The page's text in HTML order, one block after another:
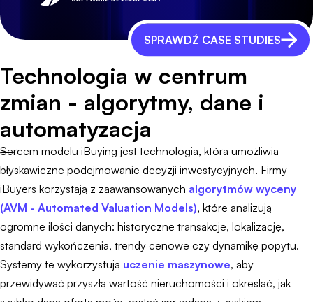
SPRAWDŹ CASE STUDIES
Technologia w centrum
zmian - algorytmy, dane i
automatyzacja
Sercem modelu iBuying jest technologia, która umożliwia
błyskawiczne podejmowanie decyzji inwestycyjnych. Firmy
iBuyers korzystają z zaawansowanych algorytmów wyceny
(AVM - Automated Valuation Models), które analizują
ogromne ilości danych: historyczne transakcje, lokalizację,
standard wykończenia, trendy cenowe czy dynamikę popytu.
Systemy te wykorzystują uczenie maszynowe, aby
przewidywać przyszłą wartość nieruchomości i określać, jak